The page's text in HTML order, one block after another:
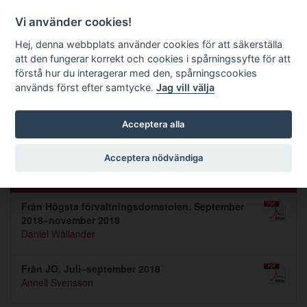
Förvaltningsrättslig tidskrift
Sök
Nummer 2019 1
Från Högsta förvaltningsdomstolen. September
2018–november 2018
Daniel Wållander
Från JO. Juli–september 2018
Anneli Svensson
Vi använder cookies!
Hej, denna webbplats använder cookies för att säkerställa
att den fungerar korrekt och cookies i spårningssyfte för att
förstå hur du interagerar med den, spårningscookies
används först efter samtycke.Jag vill välja
Acceptera alla
Acceptera nödvändiga